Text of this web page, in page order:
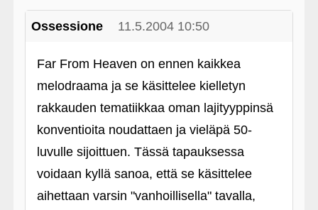
Ossessione 11.5.2004 10:50
Far From Heaven on ennen kaikkea
melodraama ja se käsittelee kielletyn
rakkauden tematiikkaa oman lajityyppinsä
konventioita noudattaen ja vieläpä 50-
luvulle sijoittuen. Tässä tapauksessa
voidaan kyllä sanoa, että se käsittelee
aihettaan varsin "vanhoillisella" tavalla,